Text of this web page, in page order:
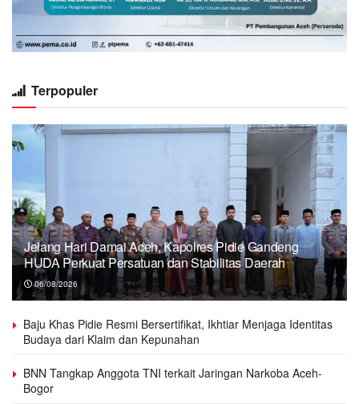
Terpopuler
Jelang Hari Damai Aceh, Kapolres Pidie Gandeng
HUDA Perkuat Persatuan dan Stabilitas Daerah
06/08/2026
Baju Khas Pidie Resmi Bersertifikat, Ikhtiar Menjaga Identitas
Budaya dari Klaim dan Kepunahan
BNN Tangkap Anggota TNI terkait Jaringan Narkoba Aceh-
Bogor